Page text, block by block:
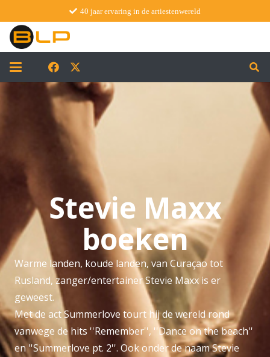
40 jaar ervaring in de artiestenwereld
Stevie Maxx
boeken
Warme landen, koude landen, van Curaçao tot
Rusland, zanger/entertainer Stevie Maxx is er
geweest.
Met de act Summerlove tourt hij de wereld rond
vanwege de hits ''Remember'', ''Dance on the beach''
en ''Summerlove pt. 2''. Ook onder de naam Stevie